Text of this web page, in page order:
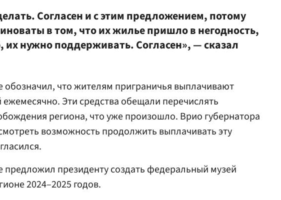
Согласен и с этим предложением, потому
в том, что их жилье пришло в негодность,
их нужно поддерживать. Согласен», — сказал
обозначил, что жителям приграничья выплачивают
ежемесячно. Эти средства обещали перечислять
региона, что уже произошло. Врио губернатора
возможность продолжить выплачивать эту
предложил президенту создать федеральный музей
2024–2025 годов.